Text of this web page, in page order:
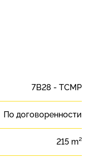
7B28 - TCMP
По договоренности
215 m²